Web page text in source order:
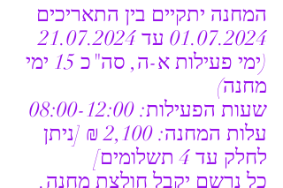
המחנה יתקיים בין התאריכים
01.07.2024 עד 21.07.2024
(ימי פעילות א-ה, סה"כ 15 ימי
מחנה)
שעות הפעילות: 08:00-12:00
עלות המחנה: 2,100 ₪ [ניתן
לחלק עד 4 תשלומים]
כל נרשם יקבל חולצת מחנה.